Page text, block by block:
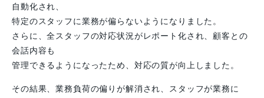
自動化され、
特定のスタッフに業務が偏らないようになりました。
さらに、全スタッフの対応状況がレポート化され、顧客との
会話内容も
管理できるようになったため、対応の質が向上しました。
その結果、業務負荷の偏りが解消され、スタッフが業務に